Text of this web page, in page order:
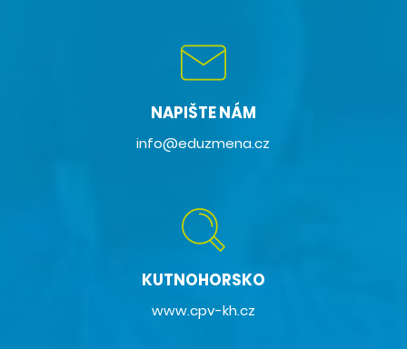
NAPIŠTE NÁM
info@eduzmena.cz
KUTNOHORSKO
www.cpv-kh.cz